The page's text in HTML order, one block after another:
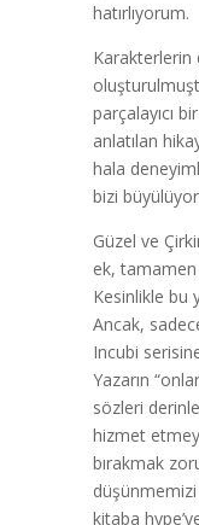
hatırlıyorum.
Karakterlerin
parçalayıcı
anlatılan
hala
bizi
Güzel ve
ek,
Kesinlikle bu
Ancak,
Incubi
Yazarın
sözleri
hizmet
bırakmak
kitaba